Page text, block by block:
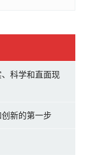
科学和直面现
新的第一步